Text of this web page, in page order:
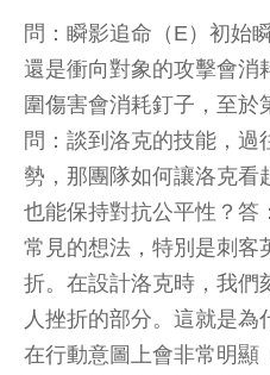
問：瞬影追命（E）初始
還是衝向對象的攻擊會消
圍傷害會消耗釘子，至於
問：談到洛克的技能，過
勢，那團隊如何讓洛克看
也能保持對抗公平性？答
常見的想法，特別是刺客
折。在設計洛克時，我們
人挫折的部分。這就是
在行動意圖上會非常明顯